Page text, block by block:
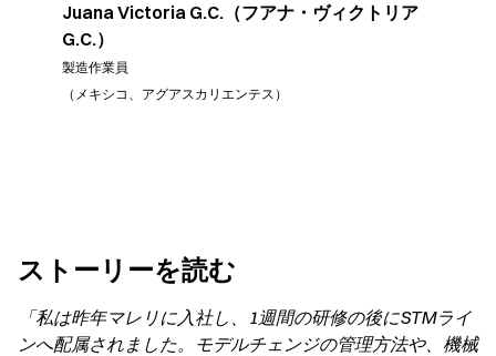
Juana Victoria G.C.（フアナ・ヴィクトリア
G.C.）
製造作業員
（メキシコ、アグアスカリエンテス）
ストーリーを読む
「私は昨年マレリに入社し、1週間の研修の後にSTMライ
ンへ配属されました。モデルチェンジの管理方法や、機械